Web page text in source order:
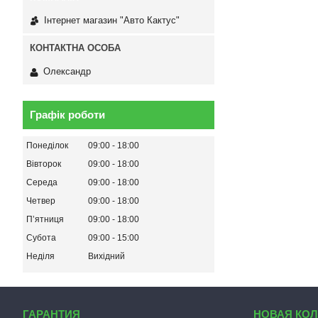
Інтернет магазин "Авто Кактус"
Олександр
Графік роботи
Понеділок 09:00
18:00
Вівторок
09:00
18:00
Середа
09:00
18:00
Четвер
09:00
18:00
Пʼятниця
09:00
18:00
Субота
09:00
15:00
Неділя
Вихідний
ГАРАНТИЯ НОВАЯ